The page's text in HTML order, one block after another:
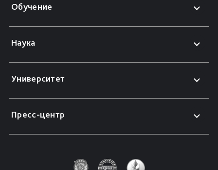
Обучение
Наука
Университет
Пресс-центр